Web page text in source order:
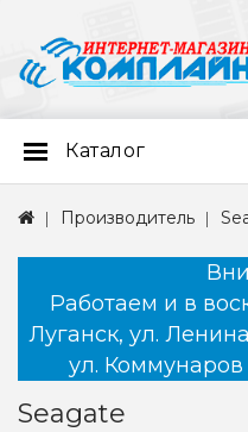
Каталог
Производитель
Работаем и в
Луганск, ул.
ул. Коммунаров
Seagate